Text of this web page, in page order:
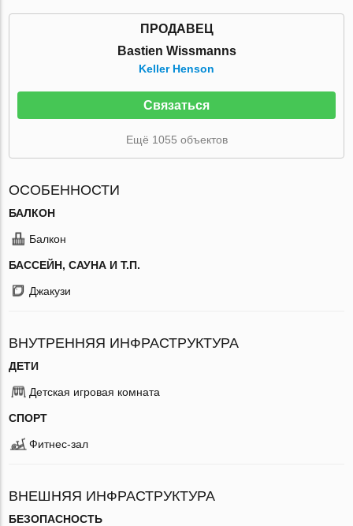
ПРОДАВЕЦ
Bastien Wissmanns
Keller Henson
Связаться
Ещё 1055 объектов
ОСОБЕННОСТИ
БАЛКОН
Балкон
БАССЕЙН, САУНА И Т.П.
Джакузи
ВНУТРЕННЯЯ ИНФРАСТРУКТУРА
ДЕТИ
Детская игровая комната
СПОРТ
Фитнес-зал
ВНЕШНЯЯ ИНФРАСТРУКТУРА
БЕЗОПАСНОСТЬ